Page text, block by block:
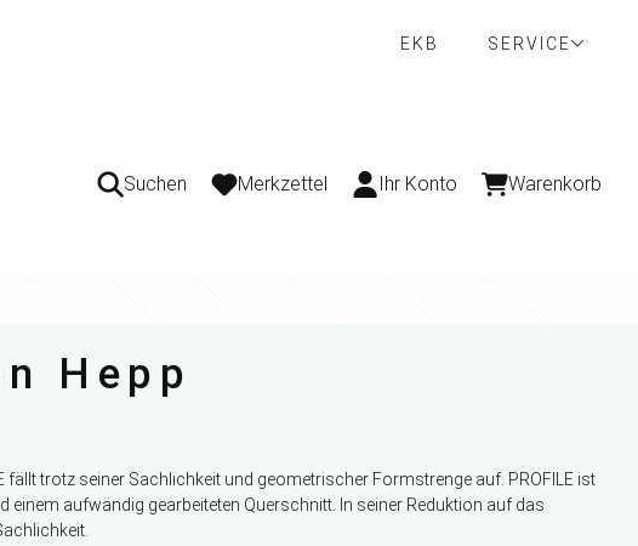
EKB
SERVICE
Suchen Merkzettel Ihr Konto Warenkorb
Hepp
trotz seiner Sachlichkeit und geometrischer Formstrenge auf. PROFILE ist
aufwändig gearbeiteten Querschnitt. In seiner Reduktion auf das